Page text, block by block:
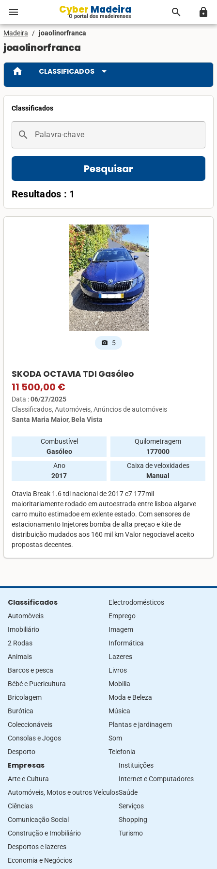
menu Cyber Madeira
O portal dos madeirenses search lock
Madeira / joaolinorfranca
joaolinorfranca
home CLASSIFICADOS arrow_drop_down
Classificados
search Palavra-chave
Pesquisar
Resultados : 1
photo_camera 5
SKODA OCTAVIA TDI Gasóleo
11 500,00 €
Data :06/27/2025
Classificados Automóveis Anúncios de automóveis
Santa Maria Maior, Bela Vista
Combustível
Gasóleo
Quilometragem
177000
Ano
2017
Caixa de veloxidades
Manual
Otavia Break 1.6 tdi nacional de 2017 c7 177mil
maioritariamente rodado em autoestrada entre lisboa algarve
carro muito estimadoe em exlente estado. Com sensores de
estacionamento Injetores bomba de alta preçao e kite de
distribuição mudados aos 160 mil km Valor negociavel aceito
propostas decentes.
Classificados
Automòveis
Imobiliário
2 Rodas
Animais
Barcos e pesca
Bébé e Puericultura
Bricolagem
Burótica
Coleccionáveis
Consolas e Jogos
Desporto
Electrodomésticos
Emprego
Imagem
Informática
Lazeres
Livros
Mobilia
Moda e Beleza
Música
Plantas e jardinagem
Som
Telefonia
Empresas
Arte e Cultura
Automóveis, Motos e outros Veículos
Ciências
Comunicação Social
Construção e Imobiliário
Desportos e lazeres
Economia e Negócios
Instituições
Internet e Computadores
Saúde
Serviços
Shopping
Turismo